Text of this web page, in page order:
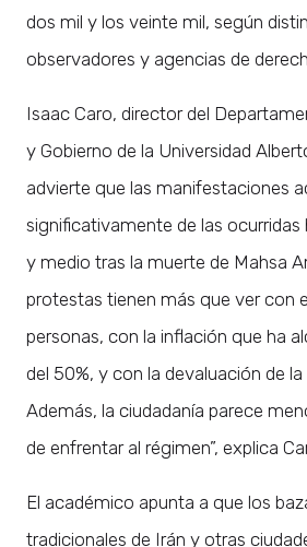
dos mil y los veinte mil, según
observadores y agencias de
Isaac Caro, director del
y Gobierno de la Universidad
advierte que las manifestaciones
significativamente de las ocurridas
y medio tras la muerte de Mahsa
protestas tienen más que ver con
personas, con la inflación que ha
del 50%, y con la devaluación de la
Además, la ciudadanía parece
de enfrentar al régimen”, explica
El académico apunta a que los
tradicionales de Irán y otras